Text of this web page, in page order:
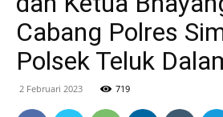
Cabang Polres
Polsek Teluk
2 Februari 2023 719